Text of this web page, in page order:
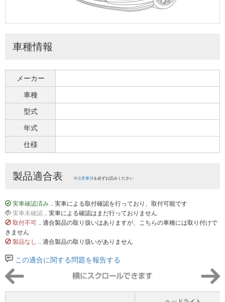
車種情報
メーカー
車種
型式
年式
仕様
製品適合表 ※注意事項を必ずお読みください
実車確認済み .. 実車による取付確認を行っており、取付可能です
実車未確認 .. 実車による確認はまだ行っておりません
取付不可 .. 適合製品の取り扱いはありますが、こちらの車種には取り付けで
きません
製品なし .. 適合製品の取り扱いがありません
この適合に関する問題を報告する